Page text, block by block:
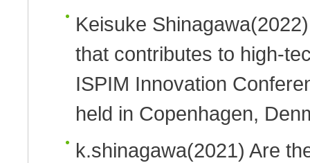
Keisuke Shinagawa(2022)
that contributes to high-
ISPIM Innovation
held in Copenhagen,
k.shinagawa(2021) Are